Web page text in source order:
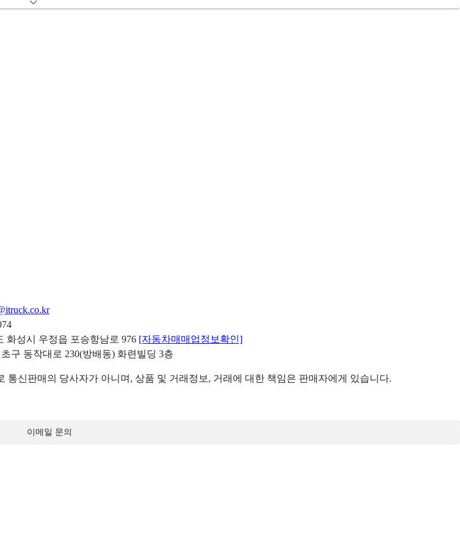
화성시 우정읍 포승항남로 976 [자동차매매업정보확인]
구 동작대로 230(방배동) 화련빌딩 3층
신판매의 당사자가 아니며, 상품 및 거래정보, 거래에 대한 책임은 판매자에게 있습니다.
이메일 문의